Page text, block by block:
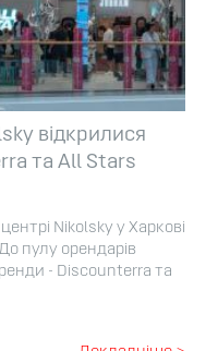
відкрилися
та All Stars
Nikolsky у Харкові
пулу орендарів
- Discounterra та